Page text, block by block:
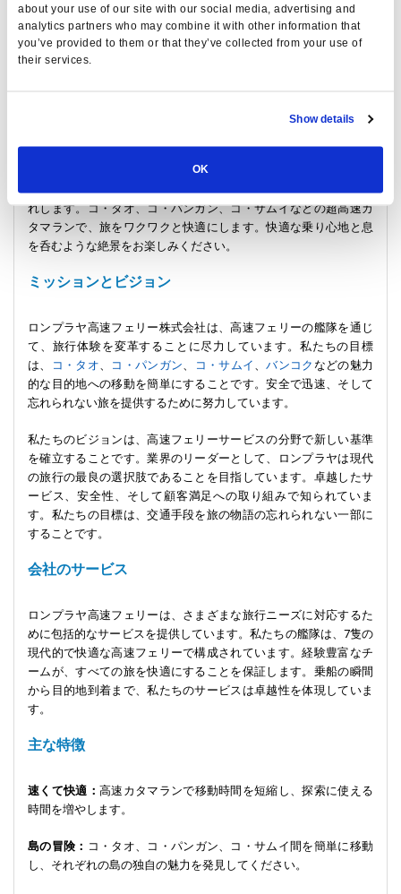
about your use of our site with our social media, advertising and
analytics partners who may combine it with other information that
you’ve provided to them or that they’ve collected from your use of
their services.
Show details
OK
ロンプラヤの高速フェリーは、タイ湾のトップスポットへとお連
れします。コ・タオ、コ・パンガン、コ・サムイなどの超高速カ
タマランで、旅をワクワクと快適にします。快適な乗り心地と息
を呑むような絶景をお楽しみください。
ミッションとビジョン
ロンプラヤ高速フェリー株式会社は、高速フェリーの艦隊を通じ
て、旅行体験を変革することに尽力しています。私たちの目標
は、
コ・タオ、 コ・パンガン、 コ・サムイ 、バンコク などの魅力
的な目的地への移動を簡単にすることです。安全で迅速、そして
忘れられない旅を提供するために努力しています。
私たちのビジョンは、高速フェリーサービスの分野で新しい基準
を確立することです。業界のリーダーとして、ロンプラヤは現代
の旅行の最良の選択肢であることを目指しています。卓越したサ
ービス、安全性、そして顧客満足への取り組みで知られていま
す。私たちの目標は、交通手段を旅の物語の忘れられない一部に
することです。
会社のサービス
ロンプラヤ高速フェリーは、さまざまな旅行ニーズに対応するた
めに包括的なサービスを提供しています。私たちの艦隊は、7隻の
現代的で快適な高速フェリーで構成されています。経験豊富なチ
ームが、すべての旅を快適にすることを保証します。乗船の瞬間
から目的地到着まで、私たちのサービスは卓越性を体現していま
す。
主な特徴
速くて快適： 高速カタマランで移動時間を短縮し、探索に使える
時間を増やします。
島の冒険： コ・タオ、コ・パンガン、コ・サムイ間を簡単に移動
し、それぞれの島の独自の魅力を発見してください。